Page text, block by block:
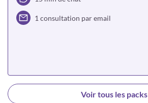
1 consultation par email
Voir tous les packs